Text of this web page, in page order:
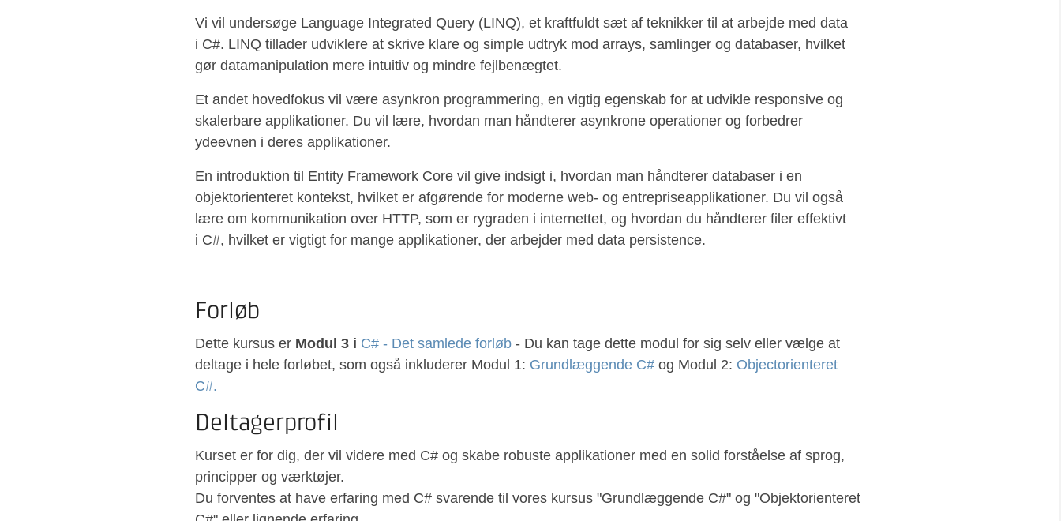
Vi vil undersøge Language Integrated Query (LINQ), et kraftfuldt sæt af teknikker til at arbejde med data
i C#. LINQ tillader udviklere at skrive klare og simple udtryk mod arrays, samlinger og databaser, hvilket
gør datamanipulation mere intuitiv og mindre fejlbenægtet.
Et andet hovedfokus vil være asynkron programmering, en vigtig egenskab for at udvikle responsive og
skalerbare applikationer. Du vil lære, hvordan man håndterer asynkrone operationer og forbedrer
ydeevnen i deres applikationer.
En introduktion til Entity Framework Core vil give indsigt i, hvordan man håndterer databaser i en
objektorienteret kontekst, hvilket er afgørende for moderne web- og entrepriseapplikationer. Du vil også
lære om kommunikation over HTTP, som er rygraden i internettet, og hvordan du håndterer filer effektivt
i C#, hvilket er vigtigt for mange applikationer, der arbejder med data persistence.
Forløb
Dette kursus er Modul 3 i C# - Det samlede forløb - Du kan tage dette modul for sig selv eller vælge at
deltage i hele forløbet, som også inkluderer Modul 1: Grundlæggende C# og Modul 2: Objectorienteret
C#.
Deltagerprofil
Kurset er for dig, der vil videre med C# og skabe robuste applikationer med en solid forståelse af sprog,
principper og værktøjer.
Du forventes at have erfaring med C# svarende til vores kursus "Grundlæggende C#" og "Objektorienteret